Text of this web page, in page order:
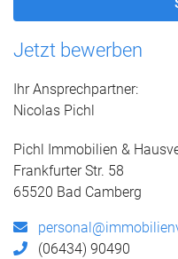
Jetzt bewerben
Ihr Ansprechpartner:
Nicolas Pichl
Pichl Immobilien &
Frankfurter Str. 58
65520 Bad Camberg
(06434) 90490